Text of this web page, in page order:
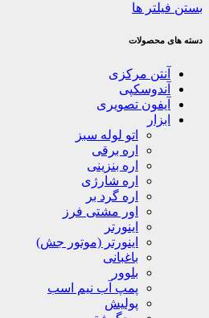
بستن فیلتر ها
دسته های محصولات
آنتن مرکزی
آندوسکپی
آیفون تصویری
ابزار
اتو لوله سبز
اره برقی
اره بنزینی
اره شارژی
اره گرد بر
اور مشتی فرز
اینورتر
اینورتر (موتور جش)
باغبانی
بلوور
پمپ آب نیم اسب
پولیش